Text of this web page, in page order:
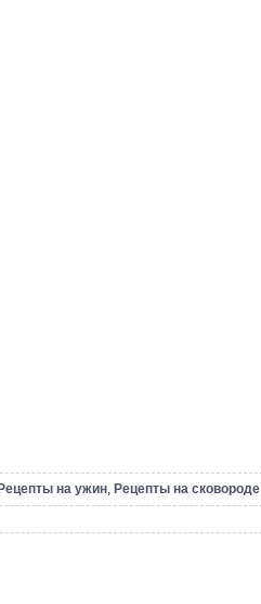
Рецепты на ужин, Рецепты на сковороде